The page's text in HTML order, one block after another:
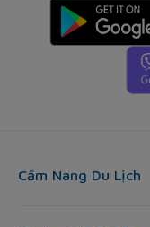
Cẩm Nang Du Lịch